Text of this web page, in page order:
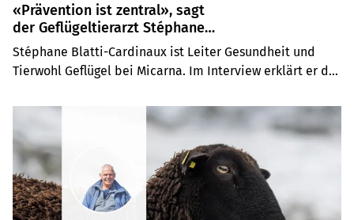
«Prävention ist zentral», sagt
der Geflügeltierarzt Stéphane
Blatti-Cardinaux
Stéphane Blatti-Cardinaux ist Leiter Gesundheit und
Tierwohl Geflügel bei Micarna. Im Interview erklärt er die